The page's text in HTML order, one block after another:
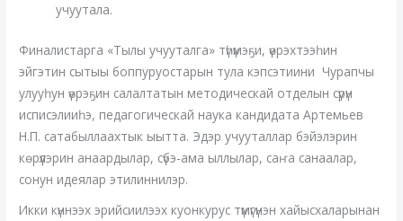
учуутала.
Финалистарга «Тылы учууталга» түһүмэҕи, үөрэхтээһин
эйгэтин сытыы боппуруостарын тула кэпсэтиини Чурапчы
улууһун үөрэҕин салалтатын методическай отделын сүрүн
исписэлииһэ, педагогическай наука кандидата Артемьев
Н.П. сатабыллаахтык ыытта. Эдэр учууталлар бэйэлэрин
көрүүлэрин анаардылар, сүбэ-ама ыллылар, саҥа санаалар,
сонун идеялар этилиннилэр.
Икки күннээх эрийсиилээх куонкурус түмүгүнэн хайысхаларынан